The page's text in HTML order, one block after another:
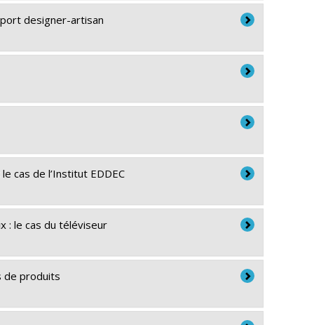
designer-artisan
cas de l’Institut EDDEC
: le cas du téléviseur
de produits